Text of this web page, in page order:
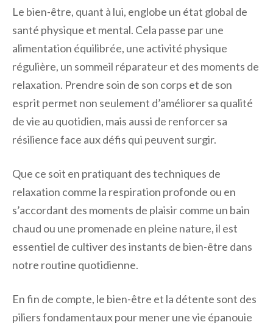
Le bien-être, quant à lui, englobe un état global de
santé physique et mental. Cela passe par une
alimentation équilibrée, une activité physique
régulière, un sommeil réparateur et des moments de
relaxation. Prendre soin de son corps et de son
esprit permet non seulement d’améliorer sa qualité
de vie au quotidien, mais aussi de renforcer sa
résilience face aux défis qui peuvent surgir.
Que ce soit en pratiquant des techniques de
relaxation comme la respiration profonde ou en
s’accordant des moments de plaisir comme un bain
chaud ou une promenade en pleine nature, il est
essentiel de cultiver des instants de bien-être dans
notre routine quotidienne.
En fin de compte, le bien-être et la détente sont des
piliers fondamentaux pour mener une vie épanouie